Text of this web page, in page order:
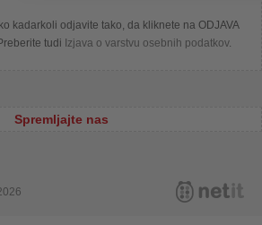
kadarkoli odjavite tako, da kliknete na ODJAVA
tudi Izjava o varstvu osebnih podatkov.
Spremljajte nas